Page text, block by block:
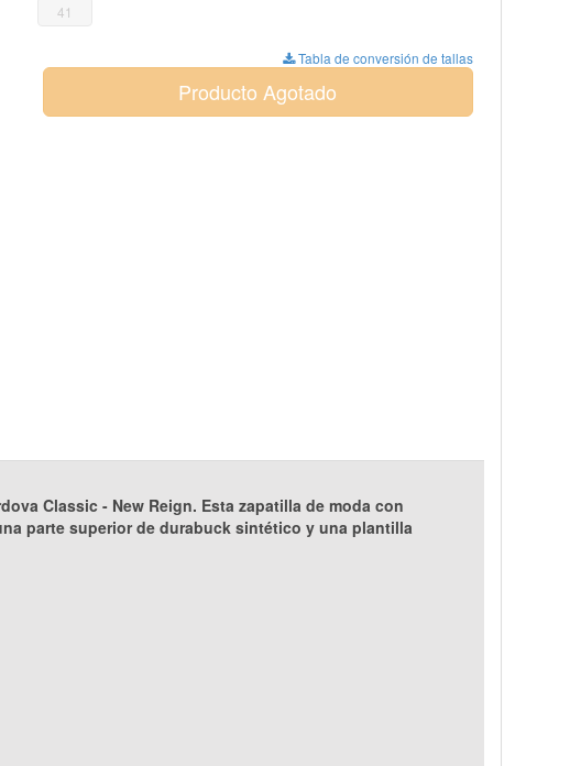
41
Tabla de conversión de tallas
Producto Agotado
Classic - New Reign. Esta zapatilla de moda con
parte superior de durabuck sintético y una plantilla